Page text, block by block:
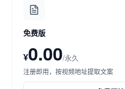
免费版
¥0.00/永久
注册即用，按视频地址提取文案